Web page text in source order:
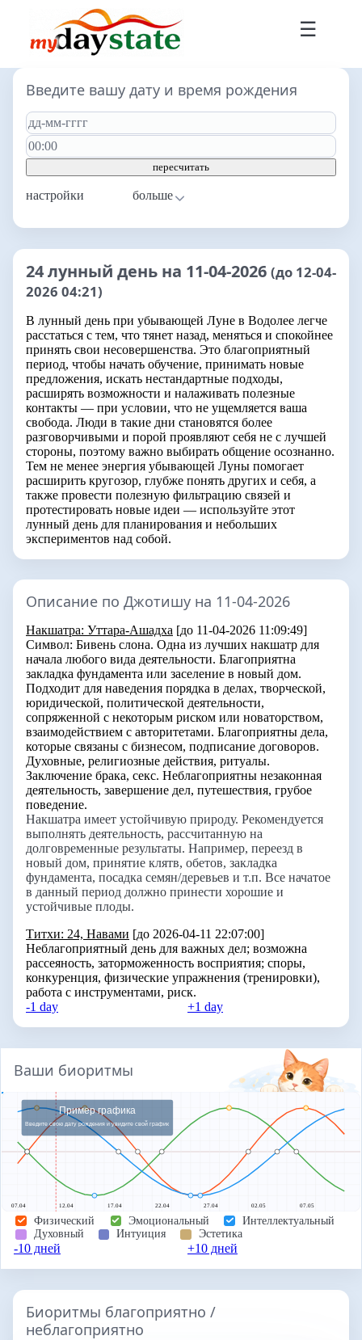
☰
Введите вашу дату и время рождения
пересчитать
настройки
24 лунный день на 11-04-2026 (до 12-04-
2026 04:21)
В лунный день при убывающей Луне в Водолее легче
расстаться с тем, что тянет назад, меняться и спокойнее
принять свои несовершенства. Это благоприятный
период, чтобы начать обучение, принимать новые
предложения, искать нестандартные подходы,
расширять возможности и налаживать полезные
контакты — при условии, что не ущемляется ваша
свобода. Люди в такие дни становятся более
разговорчивыми и порой проявляют себя не с лучшей
стороны, поэтому важно выбирать общение осознанно.
Тем не менее энергия убывающей Луны помогает
расширить кругозор, глубже понять других и себя, а
также провести полезную фильтрацию связей и
протестировать новые идеи — используйте этот
лунный день для планирования и небольших
экспериментов над собой.
Описание по Джотишу на 11-04-2026
Накшатра: Уттара-Ашадха [до 11-04-2026 11:09:49]
Символ: Бивень слона. Одна из лучших накшатр для
начала любого вида деятельности. Благоприятна
закладка фундамента или заселение в новый дом.
Подходит для наведения порядка в делах, творческой,
юридической, политической деятельности,
сопряженной с некоторым риском или новаторством,
взаимодействием с авторитетами. Благоприятны дела,
которые связаны с бизнесом, подписание договоров.
Духовные, религиозные действия, ритуалы.
Заключение брака, секс. Неблагоприятны незаконная
деятельность, завершение дел, путешествия, грубое
поведение.
Накшатра имеет устойчивую природу. Рекомендуется
выполнять деятельность, рассчитанную на
долговременные результаты. Например, переезд в
новый дом, принятие клятв, обетов, закладка
фундамента, посадка семян/деревьев и т.п. Все начатое
в данный период должно принести хорошие и
устойчивые плоды.
Титхи: 24, Навами [до 2026-04-11 22:07:00]
Неблагоприятный день для важных дел; возможна
рассеяность, заторможенность восприятия; споры,
конкуренция, физические упражнения (тренировки),
работа с инструментами, риск.
-1 day
+1 day
Ваши биоритмы
07.04 12.04 17.04 22.04 27.04 02.05 07.05
Пример графика
Введите свою дату рождения и увидите свой график
Физический Эмоциональный
Интеллектуальный
Духовный
Интуиция Эстетика
-10 дней +10 дней
Биоритмы благоприятно /
неблагоприятно